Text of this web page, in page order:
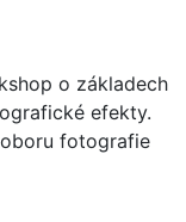
o základech
efekty.
fotografie